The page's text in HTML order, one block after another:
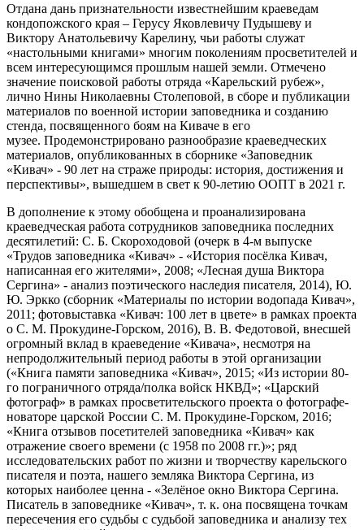
Отдана дань признательности известнейшим краеведам
кондопожского края – Герусу Яковлевичу Пудышеву и
Виктору Анатольевичу Карелину, чьи работы служат
«настольными книгами» многим поколениям просветителей и
всем интересующимся прошлым нашей земли. Отмечено
значение поисковой работы отряда «Карельский рубеж»,
лично Нины Николаевны Столеповой, в сборе и публикации
материалов по военной истории заповедника и созданию
стенда, посвященного боям на Киваче в его
музее. Продемонстрировано разнообразие краеведческих
материалов, опубликованных в сборнике «Заповедник
«Кивач» - 90 лет на страже природы: история, достижения и
перспективы», вышедшем в свет к 90-летию ООПТ в 2021 г.
В дополнение к этому обобщена и проанализирована
краеведческая работа сотрудников заповедника последних
десятилетий: С. Б. Скороходовой (очерк в 4-м выпуске
«Трудов заповедника «Кивач» - «История посёлка Кивач,
написанная его жителями», 2008; «Лесная душа Виктора
Сергина» - анализ поэтического наследия писателя, 2014), Ю.
Ю. Эркко (сборник «Материалы по истории водопада Кивач»,
2011; фотовыставка «Кивач: 100 лет в цвете» в рамках проекта
о С. М. Прокудине-Горском, 2016), В. В. Федотовой, внесшей
огромный вклад в краеведение «Кивача», несмотря на
непродолжительный период работы в этой организации
(«Книга памяти заповедника «Кивач», 2015; «Из истории 80-
го пограничного отряда/полка войск НКВД»; «Царский
фотограф» в рамках просветительского проекта о фотографе-
новаторе царской России С. М. Прокудине-Горском, 2016;
«Книга отзывов посетителей заповедника «Кивач» как
отражение своего времени (с 1958 по 2008 гг.)»; ряд
исследовательских работ по жизни и творчеству карельского
писателя и поэта, нашего земляка Виктора Сергина, из
которых наиболее ценна - «Зелёное окно Виктора Сергина.
Писатель в заповеднике «Кивач», т. к. она посвящена точкам
пересечения его судьбы с судьбой заповедника и анализу тех